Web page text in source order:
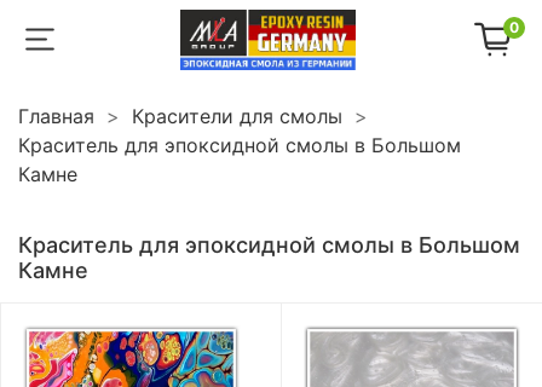
0
Главная
Красители для смолы
Краситель для эпоксидной смолы в Большом
Камне
Краситель для эпоксидной смолы в Большом
Камне